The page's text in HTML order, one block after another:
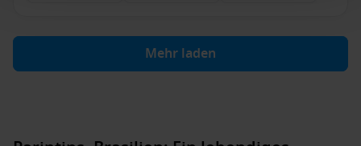
Mehr laden